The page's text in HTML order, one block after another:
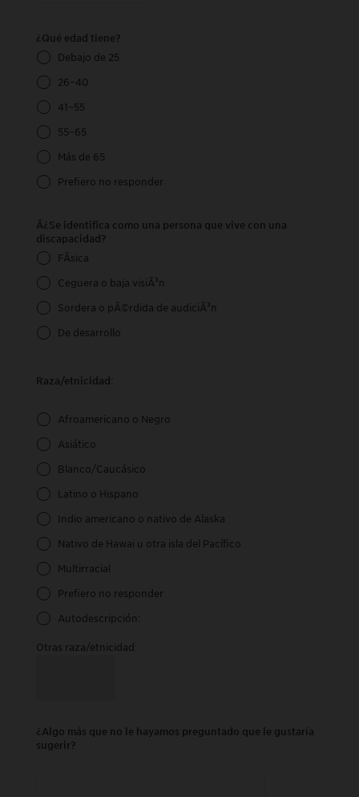
¿Qué edad tiene?
Debajo de 25
26–40
41–55
55–65
Más de 65
Prefiero no responder
Â¿Se identifica como una persona que vive con una
discapacidad?
FÃ­sica
Ceguera o baja visiÃ³n
Sordera o pÃ©rdida de audiciÃ³n
De desarrollo
Raza/etnicidad:
Afroamericano o Negro
Asiático
Blanco/Caucásico
Latino o Hispano
Indio americano o nativo de Alaska
Nativo de Hawai u otra isla del Pacífico
Multirracial
Prefiero no responder
Autodescripción:
Otras raza/etnicidad:
¿Algo más que no le hayamos preguntado que le gustaría
sugerir?